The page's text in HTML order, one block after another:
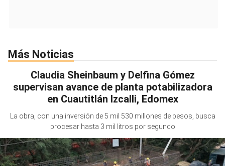
Más Noticias
Claudia Sheinbaum y Delfina Gómez
supervisan avance de planta potabilizadora
en Cuautitlán Izcalli, Edomex
La obra, con una inversión de 5 mil 530 millones de pesos, busca
procesar hasta 3 mil litros por segundo